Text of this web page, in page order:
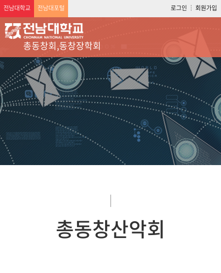
전남대학교 전남대포털 로그인 회원가입
총동창회,동창장학회
총동창산악회